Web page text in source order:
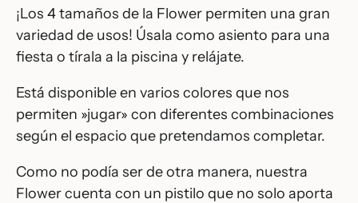
¡Los 4 tamaños de la Flower permiten una gran
variedad de usos! Úsala como asiento para una
fiesta o tírala a la piscina y relájate.
Está disponible en varios colores que nos
permiten »jugar» con diferentes combinaciones
según el espacio que pretendamos completar.
Como no podía ser de otra manera, nuestra
Flower cuenta con un pistilo que no solo aporta